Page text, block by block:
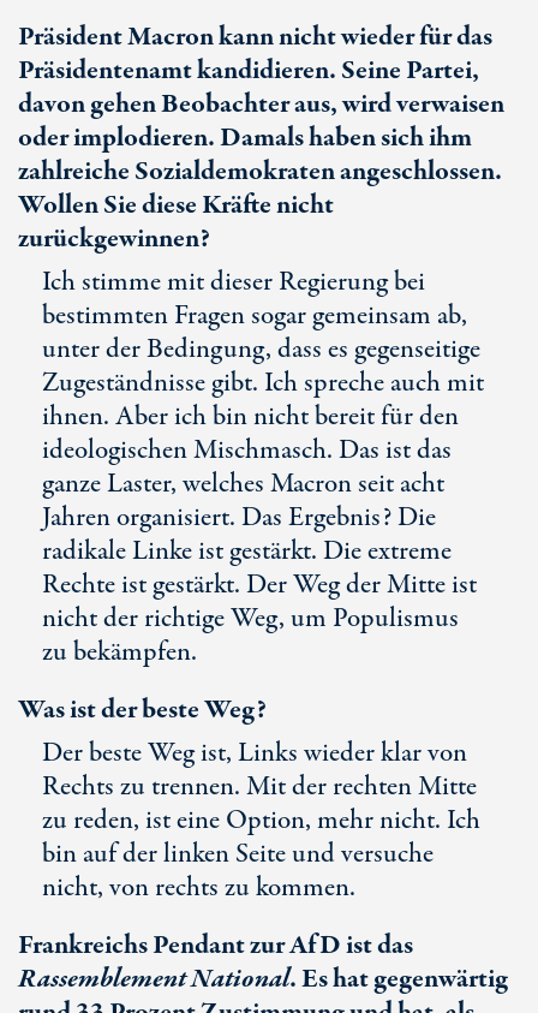
Präsident Macron kann nicht wieder für das
Präsidentenamt kandidieren. Seine Partei,
davon gehen Beobachter aus, wird verwaisen
oder implodieren. Damals haben sich ihm
zahlreiche Sozialdemokraten angeschlossen.
Wollen Sie diese Kräfte nicht
zurückgewinnen?
Ich stimme mit dieser Regierung bei
bestimmten Fragen sogar gemeinsam ab,
unter der Bedingung, dass es gegenseitige
Zugeständnisse gibt. Ich spreche auch mit
ihnen. Aber ich bin nicht bereit für den
ideologischen Mischmasch. Das ist das
ganze Laster, welches Macron seit acht
Jahren organisiert. Das Ergebnis? Die
radikale Linke ist gestärkt. Die extreme
Rechte ist gestärkt. Der Weg der Mitte ist
nicht der richtige Weg, um Populismus
zu bekämpfen.
Was ist der beste Weg?
Der beste Weg ist, Links wieder klar von
Rechts zu trennen. Mit der rechten Mitte
zu reden, ist eine Option, mehr nicht. Ich
bin auf der linken Seite und versuche
nicht, von rechts zu kommen.
Frankreichs Pendant zur AfD ist das
Rassemblement National. Es hat gegenwärtig